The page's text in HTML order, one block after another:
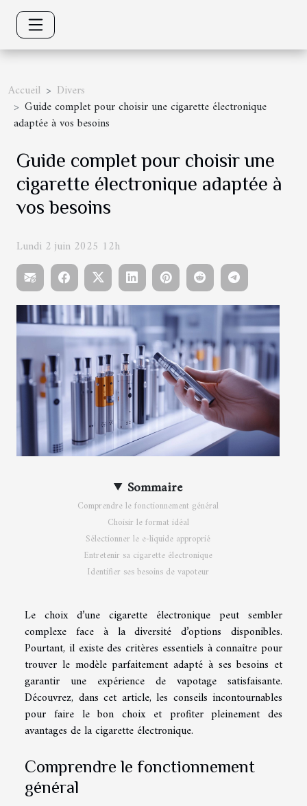
Accueil
Divers
Guide complet pour choisir une cigarette électronique
adaptée à vos besoins
Guide complet pour choisir une
cigarette électronique adaptée à
vos besoins
Lundi 2 juin 2025 12h
Sommaire
Comprendre le fonctionnement général
Choisir le format idéal
Sélectionner le e-liquide approprié
Entretenir sa cigarette électronique
Identifier ses besoins de vapoteur
Le choix d’une cigarette électronique peut sembler
complexe face à la diversité d’options disponibles.
Pourtant, il existe des critères essentiels à connaître pour
trouver le modèle parfaitement adapté à ses besoins et
garantir une expérience de vapotage satisfaisante.
Découvrez, dans cet article, les conseils incontournables
pour faire le bon choix et profiter pleinement des
avantages de la cigarette électronique.
Comprendre le fonctionnement
général